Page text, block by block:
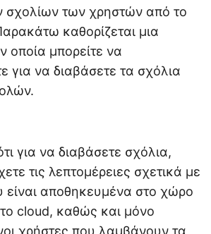
των χρηστών από το
καθορίζεται μια
οποία μπορείτε να
για να διαβάσετε τα σχόλια
για να διαβάσετε σχόλια,
τις λεπτομέρειες σχετικά με
αποθηκευμένα στο χώρο
cloud, καθώς και μόνο
χρήστες που λαμβάνουν τα